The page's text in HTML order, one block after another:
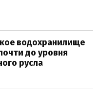
водохранилище
до уровня
русла